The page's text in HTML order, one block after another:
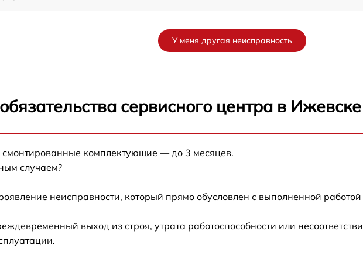
AEG SCE81816TS от 60 мин
от 60 мин
отделения
У меня другая неисправность
сервисного центра в Ижевске
смонтированные комплектующие — до 3 месяцев.
случаем?
неисправности, который прямо обусловлен с выполненной
выход из строя, утрата работоспособности или